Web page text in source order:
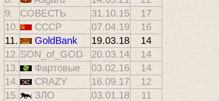
9.
СОВЕСТЬ 31.10.15
17
10.
CCCP 07.04.19
16
11.
GoldBank 19.03.18
14
12. SON_of_GOD 20.03.14
14
13.
Фартовые 03.02.16
14
14.
CRAZY 16.09.17
12
15.
ЗЛО 03.01.18 11